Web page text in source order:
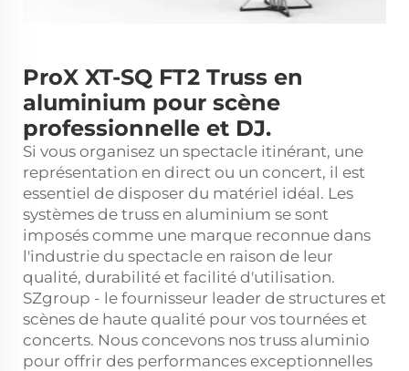
ProX XT-SQ FT2 Truss en
aluminium pour scène
professionnelle et DJ.
Si vous organisez un spectacle itinérant, une
représentation en direct ou un concert, il est
essentiel de disposer du matériel idéal. Les
systèmes de truss en aluminium se sont
imposés comme une marque reconnue dans
l'industrie du spectacle en raison de leur
qualité, durabilité et facilité d'utilisation.
SZgroup - le fournisseur leader de structures et
scènes de haute qualité pour vos tournées et
concerts. Nous concevons nos truss aluminio
pour offrir des performances exceptionnelles